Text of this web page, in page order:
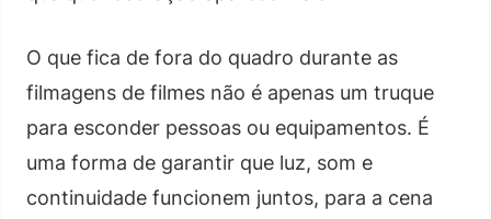
O que fica de fora do quadro durante as
filmagens de filmes não é apenas um truque
para esconder pessoas ou equipamentos. É
uma forma de garantir que luz, som e
continuidade funcionem juntos, para a cena